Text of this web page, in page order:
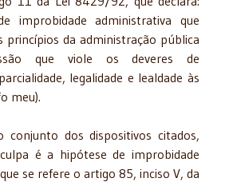
improbidade administrativa que
da administração pública
que viole os deveres de
legalidade e lealdade às
meu).
dos dispositivos citados,
é a hipótese de improbidade
se refere o artigo 85, inciso V, da